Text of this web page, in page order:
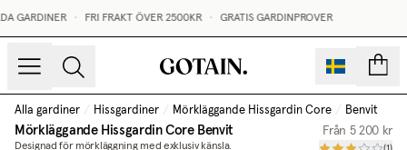
GARDINER FRI FRAKT ÖVER 2500KR GRATIS GARDINPROVER
Alla gardiner / Hissgardiner / Mörkläggande Hissgardin Core / Benvit
Mörkläggande Hissgardin CoreBenvit
Designad för mörkläggning med exklusiv känsla.
Från 5 200 kr